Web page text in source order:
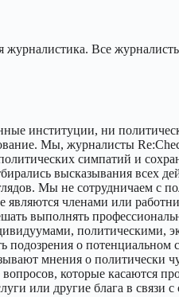
Все
институции, ни
Мы, журналисты
симпатий и
высказывания всех
Мы не сотрудничаем с
членами или
выполнять
политическими,
подозрения о потенциальном
мнения о политически
которые касаются
или другие блага в связи с